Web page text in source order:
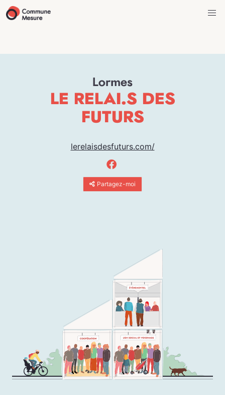
Lormes
LE RELAI.S DES
FUTURS
lerelaisdesfuturs.com/
Partagez-moi